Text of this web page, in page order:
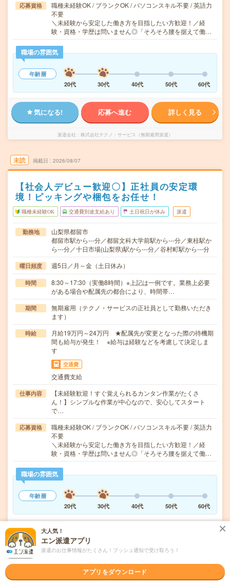
応募資格
職種未経験OK / ブランクOK / パソコンスキル不要 / 英語力
不要
＼未経験から安定した働き方を目指したい方歓迎！／経
験・資格・学歴は問いません◎「そろそろ腰を据えて働…
職場の雰囲気
年齢層
20代
30代 40代 50代 60代
気になる! 応募へ進む 詳しく見る
派遣会社 株式会社テクノ・サービス（無期雇用派遣）
未読 掲載日 2026/08/07
【社会人デビュー歓迎〇】正社員の安定環
境！ピッキングや梱包をお任せ！
職種未経験OK 交通費別途支給あり 土日祝日が休み 派遣
勤務地
山梨県都留市
都留市駅から---分／都留文科大学前駅から---分／東桂駅か
ら---分／十日市場(山梨県)駅から---分／谷村町駅から---分
曜日頻度 週5日／月～金（土日休み）
時間
8:30～17:30（実働8時間）※上記は一例です。業務上必要
がある場合や配属先の都合により、時間帯…
期間
無期雇用（テクノ・サービスの正社員として勤務いただき
ます）
時給
月給19万円～24万円 ★配属先が変更となった際の待機期
間も給与が発生！ ※給与は経験などを考慮して決定しま
す
交通費
交通費支給
仕事内容
【未経験歓迎！すぐ覚えられるカンタン作業がたくさ
ん！】シンプルな作業が中心なので、安心してスタート
で…
応募資格
職種未経験OK / ブランクOK / パソコンスキル不要 / 英語力
不要
＼未経験から安定した働き方を目指したい方歓迎！／経
験・資格・学歴は問いません◎「そろそろ腰を据えて働…
職場の雰囲気
年齢層
20代
30代 40代 50代 60代
気になる!
未読 掲載日 2026/08/07
大人気！
エン派遣アプリ
派遣のお仕事情報がたくさん！プッシュ通知で受け取ろう！
アプリをダウンロード